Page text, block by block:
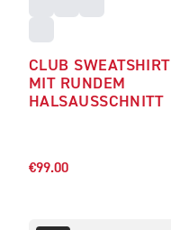
CLUB SWEATSHIRT
MIT RUNDEM
HALSAUSSCHNITT
€99.00